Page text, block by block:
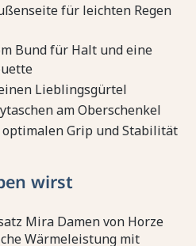
für leichten Regen
Bund für Halt und eine
Lieblingsgürtel
am Oberschenkel
Grip und Stabilität
wirst
Mira Damen von Horze
Wärmeleistung mit